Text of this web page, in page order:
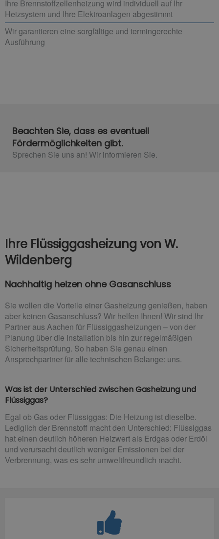
Ihre Brennstoffzellenheizung wird individuell auf Ihr
Heizsystem und Ihre Elektroanlagen abgestimmt
Wir garantieren eine sorgfältige und termingerechte
Ausführung
Beachten Sie, dass es eventuell
Fördermöglichkeiten gibt.
Sprechen Sie uns an! Wir informieren Sie.​
Ihre Flüssiggasheizung von W.
Wildenberg
Nachhaltig heizen ohne Gasanschluss
Sie wollen die Vorteile einer Gasheizung genießen, haben
aber keinen Gasanschluss? Wir helfen Ihnen! Wir sind Ihr
Partner aus Aachen für Flüssiggasheizungen – von der
Planung über die Installation bis hin zur regelmäßigen
Sicherheitsprüfung. So haben Sie genau einen
Ansprechpartner für alle technischen Belange: uns.
Was ist der Unterschied zwischen Gasheizung und
Flüssiggas?
Egal ob Gas oder Flüssiggas: Die Heizung ist dieselbe.
Lediglich der Brennstoff macht den Unterschied: Flüssiggas
hat einen deutlich höheren Heizwert als Erdgas oder Erdöl
und verursacht deutlich weniger Emissionen bei der
Verbrennung, was es sehr umweltfreundlich macht.